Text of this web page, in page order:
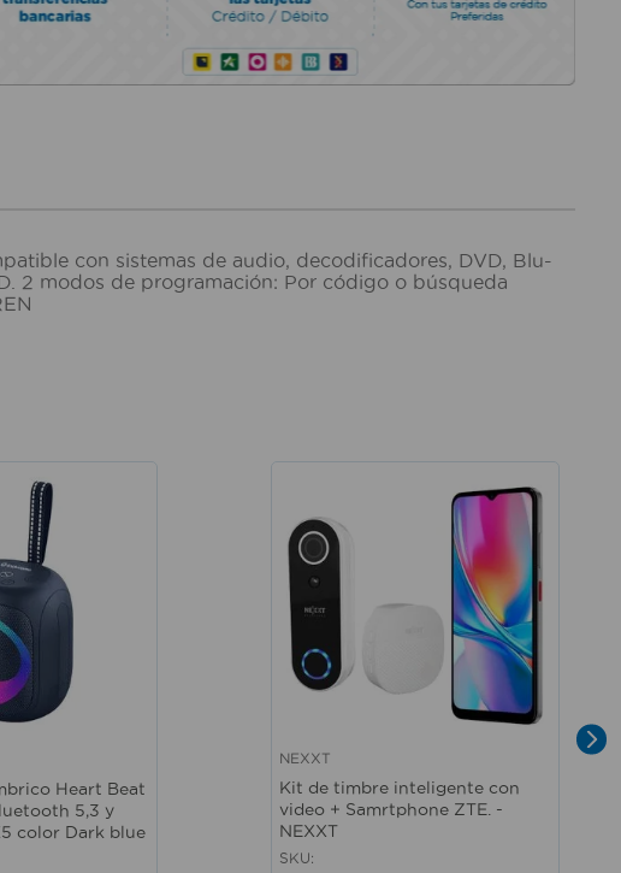
con sistemas de audio, decodificadores, DVD, Blu-
2 modos de programación: Por código o búsqueda
Heart Beat
5,3 y
color Dark blue
NEXXT
Kit de timbre inteligente con
video + Samrtphone ZTE. -
NEXXT
SKU: